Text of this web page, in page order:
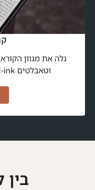
גלה את מגוון
וטאבלטים E-ink להנאת קריאה יומיומית
בין